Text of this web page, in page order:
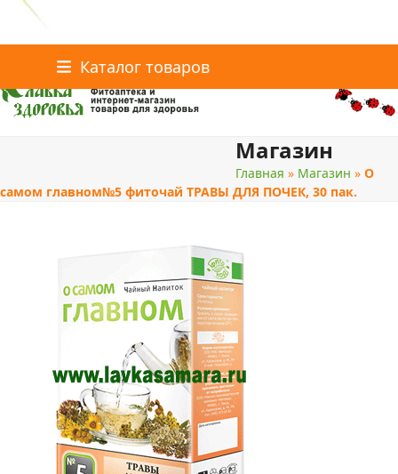
content
Каталог товаров
Контакты
Магазин
Главная » Магазин » О
самом главном№5 фиточай ТРАВЫ ДЛЯ ПОЧЕК, 30 пак.